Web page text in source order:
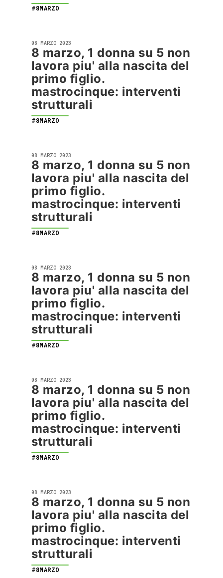
#8MARZO
08 MARZO 2023
8 marzo, 1 donna su 5 non
lavora piu' alla nascita del
primo figlio.
mastrocinque: interventi
strutturali
#8MARZO
08 MARZO 2023
8 marzo, 1 donna su 5 non
lavora piu' alla nascita del
primo figlio.
mastrocinque: interventi
strutturali
#8MARZO
08 MARZO 2023
8 marzo, 1 donna su 5 non
lavora piu' alla nascita del
primo figlio.
mastrocinque: interventi
strutturali
#8MARZO
08 MARZO 2023
8 marzo, 1 donna su 5 non
lavora piu' alla nascita del
primo figlio.
mastrocinque: interventi
strutturali
#8MARZO
08 MARZO 2023
8 marzo, 1 donna su 5 non
lavora piu' alla nascita del
primo figlio.
mastrocinque: interventi
strutturali
#8MARZO